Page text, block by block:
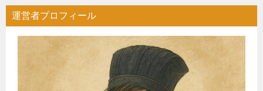
運営者プロフィール